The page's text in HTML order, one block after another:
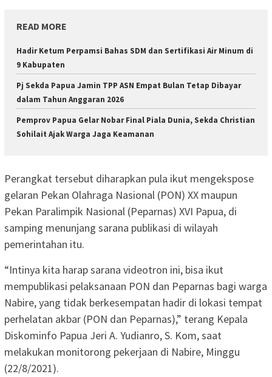
READ MORE
Hadir Ketum Perpamsi Bahas SDM dan Sertifikasi Air Minum di
9 Kabupaten
Pj Sekda Papua Jamin TPP ASN Empat Bulan Tetap Dibayar
dalam Tahun Anggaran 2026
Pemprov Papua Gelar Nobar Final Piala Dunia, Sekda Christian
Sohilait Ajak Warga Jaga Keamanan
Perangkat tersebut diharapkan pula ikut mengekspose
gelaran Pekan Olahraga Nasional (PON) XX maupun
Pekan Paralimpik Nasional (Peparnas) XVI Papua, di
samping menunjang sarana publikasi di wilayah
pemerintahan itu.
“Intinya kita harap sarana videotron ini, bisa ikut
mempublikasi pelaksanaan PON dan Peparnas bagi warga
Nabire, yang tidak berkesempatan hadir di lokasi tempat
perhelatan akbar (PON dan Peparnas),” terang Kepala
Diskominfo Papua Jeri A. Yudianro, S. Kom, saat
melakukan monitorong pekerjaan di Nabire, Minggu
(22/8/2021).